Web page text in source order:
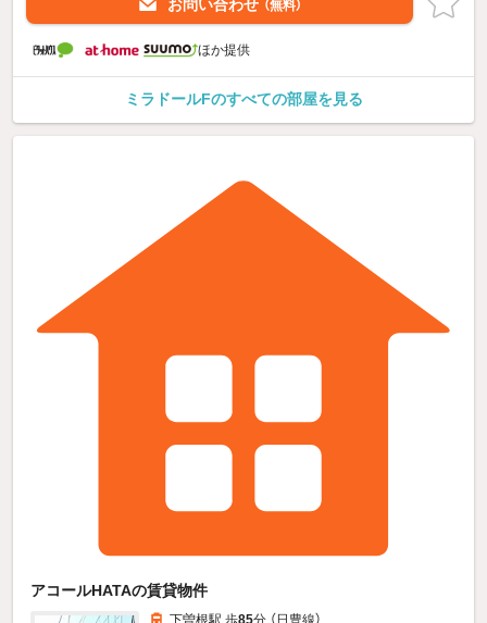
お問い合わせ （無料）
ほか提供
ミラドールFのすべての部屋を見る
アコールHATAの賃貸物件
下曽根駅 歩85分 （日豊線）